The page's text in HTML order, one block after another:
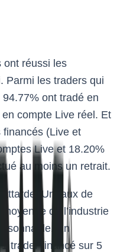
ont réussi les
Parmi les traders qui
ont tradé en
compte Live réel. Et
financés (Live et
Live et 18.20%
au moins un retrait.
attarde. Un taux de
de l’industrie
En
trader financé sur 5